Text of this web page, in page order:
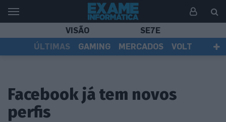
VISÃO
SE7E
ÚLTIMAS
GAMING MERCADOS
VOLT
Facebook já tem novos
perfis